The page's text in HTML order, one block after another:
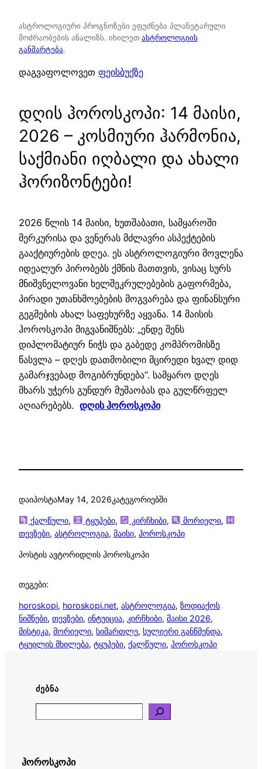
ასტროლოგიური პროგნოზები ეფუძნება პლანეტარული
მოძრაობების ანალიზს. იხილეთ ასტროლოგიის
განმარტება.
დაგვაფოლოვეთ ფეისბუქზე
დღის ჰოროსკოპი: 14 მაისი,
2026 – კოსმიური ჰარმონია,
საქმიანი იღბალი და ახალი
ჰორიზონტები!
2026 წლის 14 მაისი, ხუთშაბათი, სამყაროში
მერკურისა და ვენერას მძლავრი ასპექტების
გააქტიურების დღეა. ეს ასტროლოგიური მოვლენა
იდეალურ პირობებს ქმნის მათთვის, ვისაც სურს
მნიშვნელოვანი ხელშეკრულებების გაფორმება,
პირადი უთანხმოებების მოგვარება და ფინანსური
გეგმების ახალ საფეხურზე აყვანა. 14 მაისის
ჰოროსკოპი მიგვანიშნებს: „ენდე შენს
დიპლომატიურ ნიჭს და გაბედე კომპრომისზე
წასვლა – დღეს დათმობილი მცირედი ხვალ დიდ
გამარჯვებად მოგიბრუნდება“. სამყარო დღეს
მხარს უჭერს გუნდურ მუშაობას და გულწრფელ
აღიარებებს. დღის ჰოროსკოპი
დაიპოსტაMay 14, 2026კატეგორიებში
ქალწული, ტყუპები, კირჩხიბი, მორიელი,
თევზები, ასტროლოგია, მაისი, ჰოროსკოპი
პოსტის ავტორიდღის ჰოროსკოპი
თეგები:
horoskopi, horoskopi.net, ასტროლოგია, ზოდიაქოს
ნიშნები, თევზები, ინტუიცია, კირჩხიბი, მაისი 2026
მისტიკა, მორიელი, სიმართლე, სულიერი განწმენდა
ტყუილის მხილება, ტყუპები, ქალწული, ჰოროსკოპი
ᲫᲔᲑᲜᲐ
ჰოროსკოპი